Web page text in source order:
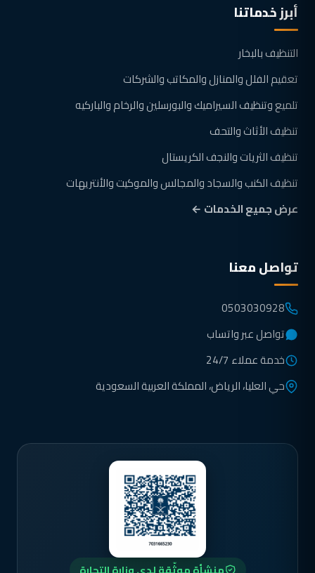
أبرز خدماتنا
التنظيف بالبخار
تعقيم الفلل والمنازل والمكاتب والشركات
تلميع وتنظيف السيراميك والبورسلين والرخام والباركيه
تنظيف الأثاث والتحف
تنظيف الثريات والنجف الكريستال
تنظيف الكنب والسجاد والمجالس والموكيت والأنتريهات
عرض جميع الخدمات ←
تواصل معنا
0503030928
تواصل عبر واتساب
خدمة عملاء 24/7
حي العليا، الرياض، المملكة العربية السعودية